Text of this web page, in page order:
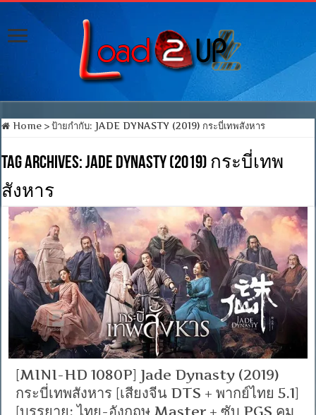
Home > ป้ายกำกับ:JADE DYNASTY (2019) กระบี่เทพสังหาร
Tag Archives:JADE DYNASTY (2019) กระบี่เทพ
สังหาร
[MINI-HD 1080P] Jade Dynasty (2019)
กระบี่เทพสังหาร [เสียงจีน DTS + พากย์ไทย 5.1]
[บรรยาย: ไทย-อังกฤษ Master + ซับ PGS คม